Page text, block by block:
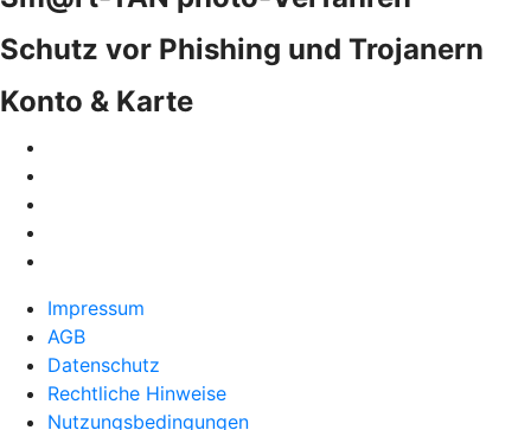
Schutz vor Phishing und Trojanern
Konto & Karte
Impressum
AGB
Datenschutz
Rechtliche Hinweise
Nutzungsbedingungen